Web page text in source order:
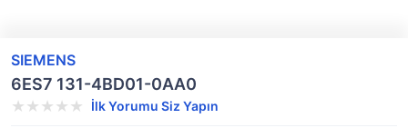
SIEMENS
6ES7 131-4BD01-0AA0
İlk Yorumu Siz Yapın